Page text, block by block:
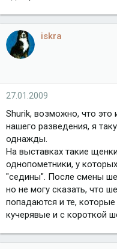
iskra
27.01.2009
Shurik, возможно, что это
нашего разведения, я
однажды.
На выставках такие
однопометники, у
"седины". После смены
но не могу сказать, что
попадаются и те,
кучерявые и с короткой